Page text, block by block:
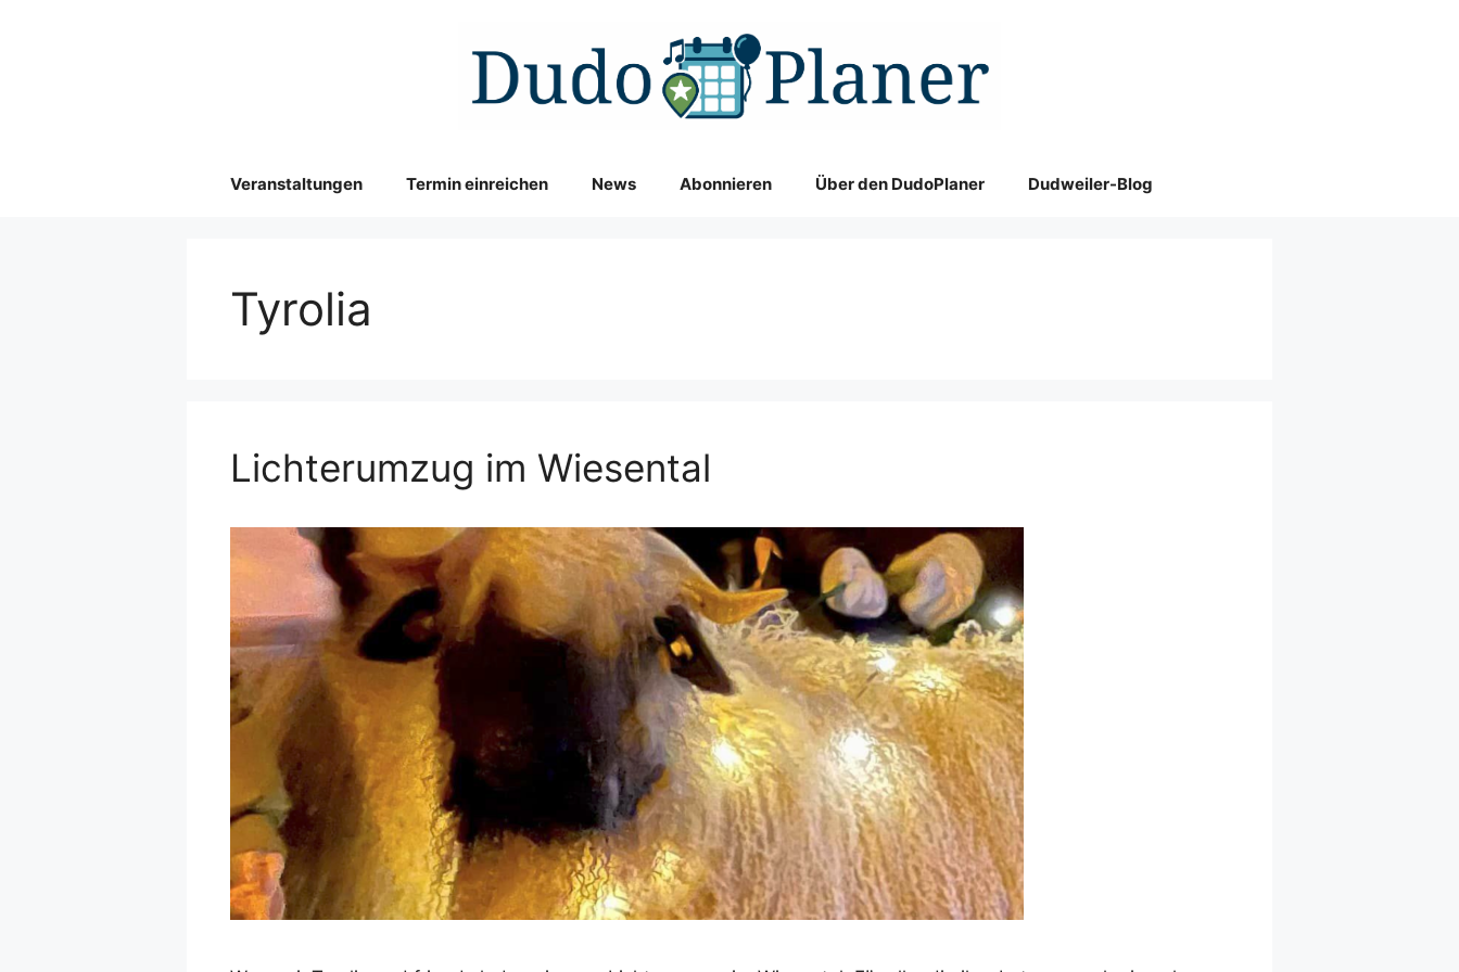
Veranstaltungen Termin einreichen News Abonnieren Über den DudoPlaner Dudweiler-Blog
Tyrolia
Lichterumzug im Wiesental